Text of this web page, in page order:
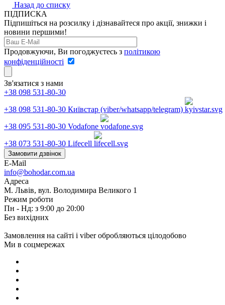
Назад до списку
ПІДПИСКА
Підпишіться на розсилку і дізнавайтеся про акції, знижки і
новини першими!
Продовжуючи, Ви погоджуєтесь з політикою
конфіденційності
Зв'язатися з нами
+38 098 531-80-30
+38 098 531-80-30 Київстар (viber/whatsapp/telegram)
+38 095 531-80-30 Vodafone
+38 073 531-80-30 Lifecell
Замовити дзвінок
E-Mail
info@bohodar.com.ua
Адреса
М. Львів, вул. Володимира Великого 1
Режим роботи
Пн - Нд: з 9:00 до 20:00
Без вихідних
Замовлення на сайті і viber обробляються цілодобово
Ми в соцмережах